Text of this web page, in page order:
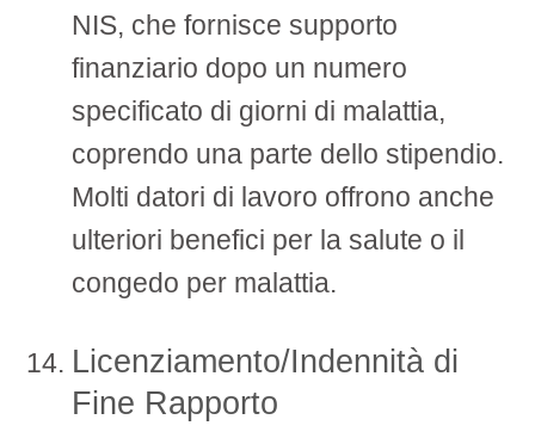
NIS, che fornisce supporto
finanziario dopo un numero
specificato di giorni di malattia,
coprendo una parte dello stipendio.
Molti datori di lavoro offrono anche
ulteriori benefici per la salute o il
congedo per malattia.
Licenziamento/Indennità di
Fine Rapporto